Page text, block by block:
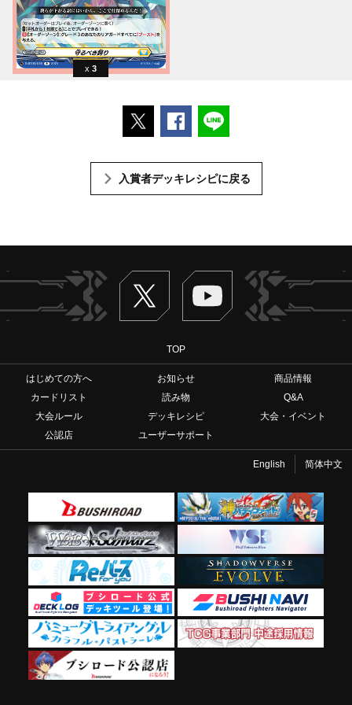
3
ポストするFacebookでシェアする
入賞者デッキレシピに戻る
Twitter ヴァンガードch
TOP
はじめての方へ お知らせ
商品情報
カードリスト
読み物
Q&A
大会ルール
デッキレシピ
大会・イベント
公認店
ユーザーサポート
English 简体中文